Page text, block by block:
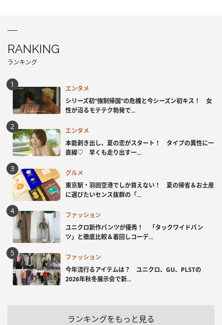
RANKING
ランキング
エンタメ
シリーズ初“強制帰国”の危機と今シーズン初キス！ 女
性が沼るモテテク勃発で...
エンタメ
本能剥き出し、夏の恋がスタート！ タイプの異性に一
直線♡ 早くも走り出す一...
グルメ
東京駅・羽田空港でしか買えない！ 夏の帰省＆お土産
に選びたいセンス抜群の「...
ファッション
ユニクロ新作パンツが優秀！ 「タックワイドパン
ツ」と徹底比較＆着回しコーデ...
ファッション
今年流行るアイテムは？ ユニクロ、GU、PLSTの
2026年秋冬展示会で新...
ランキングをもっと見る